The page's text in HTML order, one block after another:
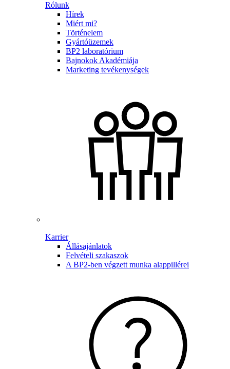
Rólunk
Hírek
Miért mi?
Történelem
Gyártóüzemek
BP2 laboratórium
Bajnokok Akadémiája
Marketing tevékenységek
Karrier
Állásajánlatok
Felvételi szakaszok
A BP2-ben végzett munka alappillérei